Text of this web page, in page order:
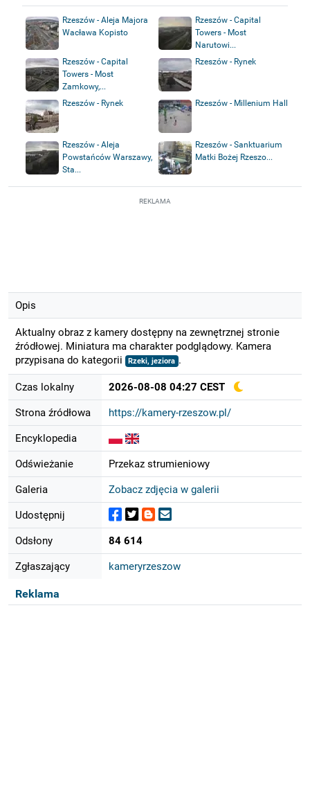
Rzeszów - Aleja Majora
Wacława Kopisto
Rzeszów - Capital
Towers - Most
Narutowi...
Rzeszów - Capital
Towers - Most
Zamkowy,...
Rzeszów - Rynek
Rzeszów - Rynek Rzeszów - Millenium Hall
Rzeszów - Aleja
Powstańców Warszawy,
Sta...
Rzeszów - Sanktuarium
Matki Bożej Rzeszo...
REKLAMA
Opis
Aktualny obraz z kamery dostępny na zewnętrznej stronie
źródłowej. Miniatura ma charakter podglądowy. Kamera
przypisana do kategorii
Rzeki, jeziora .
Czas lokalny 2026-08-08 04:27 CEST
Strona źródłowa https://kamery-rzeszow.pl/
Encyklopedia
Odświeżanie Przekaz strumieniowy
Galeria Zobacz zdjęcia w galerii
Udostępnij
Odsłony 84 614
Zgłaszający kameryrzeszow
Reklama